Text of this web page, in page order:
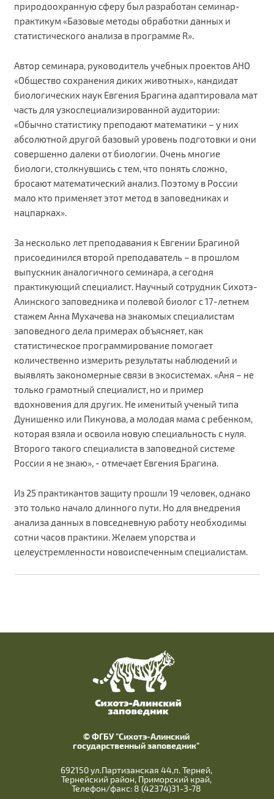
природоохранную сферу был разработан семинар-
практикум «Базовые методы обработки данных и
статистического анализа в программе R».
Автор семинара, руководитель учебных проектов АНО
«Общество сохранения диких животных», кандидат
биологических наук Евгения Брагина адаптировала мат
часть для узкоспециализированной аудитории:
«Обычно статистику преподают математики – у них
абсолютной другой базовый уровень подготовки и они
совершенно далеки от биологии. Очень многие
биологи, столкнувшись с тем, что понять сложно,
бросают математический анализ. Поэтому в России
мало кто применяет этот метод в заповедниках и
нацпарках».
За несколько лет преподавания к Евгении Брагиной
присоединился второй преподаватель – в прошлом
выпускник аналогичного семинара, а сегодня
практикующий специалист. Научный сотрудник Сихотэ-
Алинского заповедника и полевой биолог с 17-летнем
стажем Анна Мухачева на знакомых специалистам
заповедного дела примерах объясняет, как
статистическое программирование помогает
количественно измерить результаты наблюдений и
выявлять закономерные связи в экосистемах. «Аня – не
только грамотный специалист, но и пример
вдохновения для других. Не именитый ученый типа
Дунишенко или Пикунова, а молодая мама с ребенком,
которая взяла и освоила новую специальность с нуля.
Второго такого специалиста в заповедной системе
России я не знаю», - отмечает Евгения Брагина.
Из 25 практикантов защиту прошли 19 человек, однако
это только начало длинного пути. Но для внедрения
анализа данных в повседневную работу необходимы
сотни часов практики. Желаем упорства и
целеустремленности новоиспеченным специалистам.
© ФГБУ "Сихотэ-Алинский
государственный заповедник"
692150 ул.Партизанская 44,п. Терней,
Тернейский район, Приморский край,
Телефон/факс: 8 (42374)31-3-78